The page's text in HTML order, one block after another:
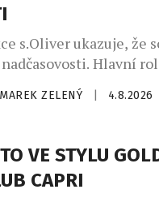
s.Oliver ukazuje, že
Hlavní
šatník, v němž
– od mocha mousse
propojuje přírodní
Charakter kolekce
široké kalhoty, lehce
MAREK ZELENÝ 4.8.2026
VE STYLU
CAPRI